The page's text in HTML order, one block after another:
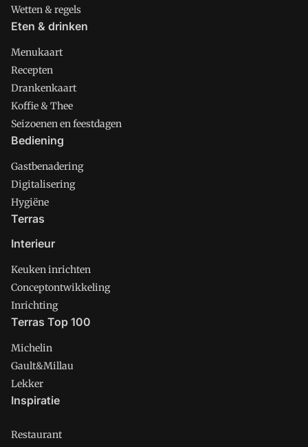
Wetten & regels
Eten & drinken
Menukaart
Recepten
Drankenkaart
Koffie & Thee
Seizoenen en feestdagen
Bediening
Gastbenadering
Digitalisering
Hygiëne
Terras
Interieur
Keuken inrichten
Conceptontwikkeling
Inrichting
Terras Top 100
Michelin
Gault&Millau
Lekker
Inspiratie
Restaurant